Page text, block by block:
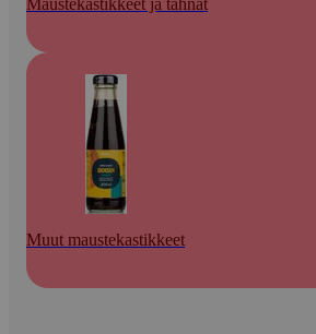
Muut maustekastikkeet